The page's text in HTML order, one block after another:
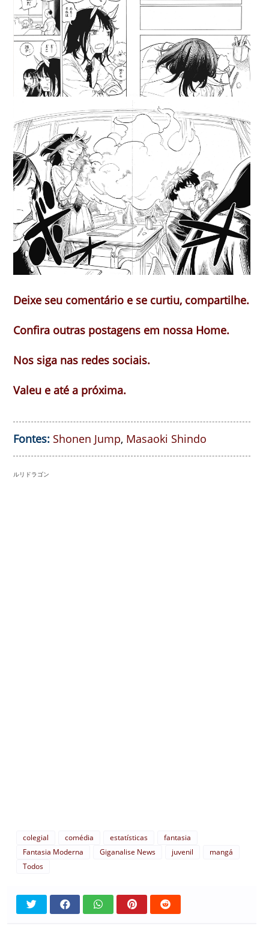
Deixe seu comentário e se curtiu, compartilhe.
Confira outras postagens em nossa Home.
Nos siga nas redes sociais.
Valeu e até a próxima.
Fontes: Shonen Jump, Masaoki Shindo
ルリドラゴン
colegial comédia estatísticas
fantasia
Fantasia Moderna
Giganalise News juvenil
mangá
Todos